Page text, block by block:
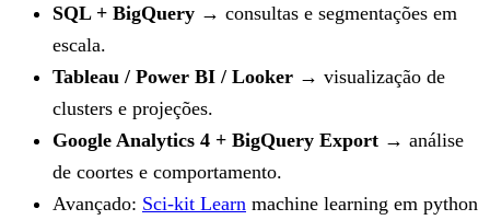
SQL + BigQuery → consultas e segmentações em
escala.
Tableau / Power BI / Looker → visualização de
clusters e projeções.
Google Analytics 4 + BigQuery Export → análise
de coortes e comportamento.
Avançado: Sci-kit Learn machine learning em python